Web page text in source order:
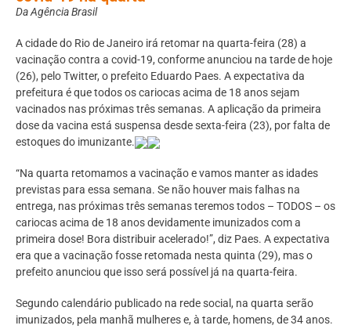
Da Agência Brasil
A cidade do Rio de Janeiro irá retomar na quarta-feira (28) a
vacinação contra a covid-19, conforme anunciou na tarde de hoje
(26), pelo Twitter, o prefeito Eduardo Paes. A expectativa da
prefeitura é que todos os cariocas acima de 18 anos sejam
vacinados nas próximas três semanas. A aplicação da primeira
dose da vacina está suspensa desde sexta-feira (23), por falta de
estoques do imunizante.
“Na quarta retomamos a vacinação e vamos manter as idades
previstas para essa semana. Se não houver mais falhas na
entrega, nas próximas três semanas teremos todos – TODOS – os
cariocas acima de 18 anos devidamente imunizados com a
primeira dose! Bora distribuir acelerado!”, diz Paes. A expectativa
era que a vacinação fosse retomada nesta quinta (29), mas o
prefeito anunciou que isso será possível já na quarta-feira.
Segundo calendário publicado na rede social, na quarta serão
imunizados, pela manhã mulheres e, à tarde, homens, de 34 anos.